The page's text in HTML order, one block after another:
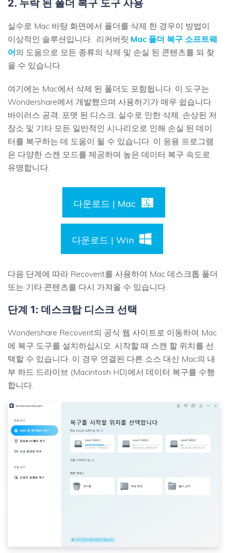
2. 누락 된 폴더 복구 도구 사용
실수로 Mac 바탕 화면에서 폴더를 삭제 한 경우이 방법이
이상적인 솔루션입니다. 리커버릿 Mac 폴더 복구 소프트웨
어의 도움으로 모든 종류의 삭제 및 손실 된 콘텐츠를 되 찾
을 수 있습니다.
여기에는 Mac에서 삭제 된 폴더도 포함됩니다. 이 도구는
Wondershare에서 개발했으며 사용하기가 매우 쉽습니다.
바이러스 공격, 포맷 된 디스크, 실수로 인한 삭제, 손상된 저
장소 및 기타 모든 일반적인 시나리오로 인해 손실 된 데이
터를 복구하는 데 도움이 될 수 있습니다. 이 응용 프로그램
은 다양한 스캔 모드를 제공하며 높은 데이터 복구 속도로
유명합니다.
다운로드 | Mac
다운로드 | Win
다음 단계에 따라 Recoverit를 사용하여 Mac 데스크톱 폴더
또는 기타 콘텐츠를 다시 가져올 수 있습니다.
단계 1: 데스크탑 디스크 선택
Wondershare Recoverit의 공식 웹 사이트로 이동하여 Mac
에 복구 도구를 설치하십시오. 시작할 때 스캔 할 위치를 선
택할 수 있습니다. 이 경우 연결된 다른 소스 대신 Mac의 내
부 하드 드라이브 (Macintosh HD)에서 데이터 복구를 수행
합니다.